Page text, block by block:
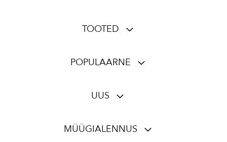
TOOTED
POPULAARNE
UUS
MÜÜGIALENNUS